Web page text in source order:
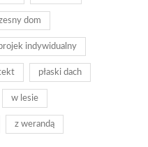
dom
indywidualny
płaski dach
w lesie
z werandą